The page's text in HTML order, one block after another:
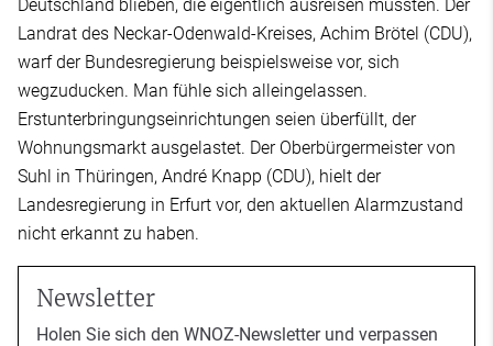
Deutschland blieben, die eigentlich ausreisen müssten. Der
Landrat des Neckar-Odenwald-Kreises, Achim Brötel (CDU),
warf der Bundesregierung beispielsweise vor, sich
wegzuducken. Man fühle sich alleingelassen.
Erstunterbringungseinrichtungen seien überfüllt, der
Wohnungsmarkt ausgelastet. Der Oberbürgermeister von
Suhl in Thüringen, André Knapp (CDU), hielt der
Landesregierung in Erfurt vor, den aktuellen Alarmzustand
nicht erkannt zu haben.
Newsletter
Holen Sie sich den WNOZ-Newsletter und verpassen